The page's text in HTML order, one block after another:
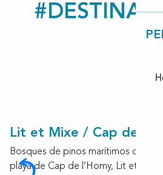
Lit et Mixe / Cap de
Bosques de pinos marítimos que se
playa de Cap de l’Homy, Lit et